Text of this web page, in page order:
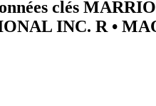
clés
INC. R •